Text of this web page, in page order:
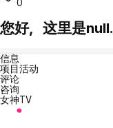
0
您好，这里是null.
信息
项目活动
评论
咨询
女神TV